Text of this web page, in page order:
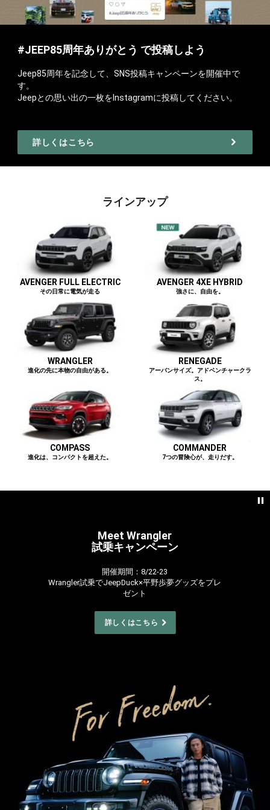
#JEEP85周年ありがとう で投稿しよう
Jeep85周年を記念して、SNS投稿キャンペーンを開催中で
す。
Jeepとの思い出の一枚をInstagramに投稿してください。
詳しくはこちら
ラインアップ
AVENGER FULL ELECTRIC
その日常に電気が走る
AVENGER 4XE HYBRID
強さに、自由を。
WRANGLER
進化の先に本物の自由がある。
RENEGADE
アーバンサイズ。アドベンチャークラ
ス。
COMPASS
進化は、コンパクトを超えた。
COMMANDER
7つの冒険心が、走りだす。
Meet Wrangler
試乗キャンペーン
開催期間：8/22-23
Wrangler試乗でJeepDuck×平野歩夢グッズをプレ
ゼント
詳しくはこちら